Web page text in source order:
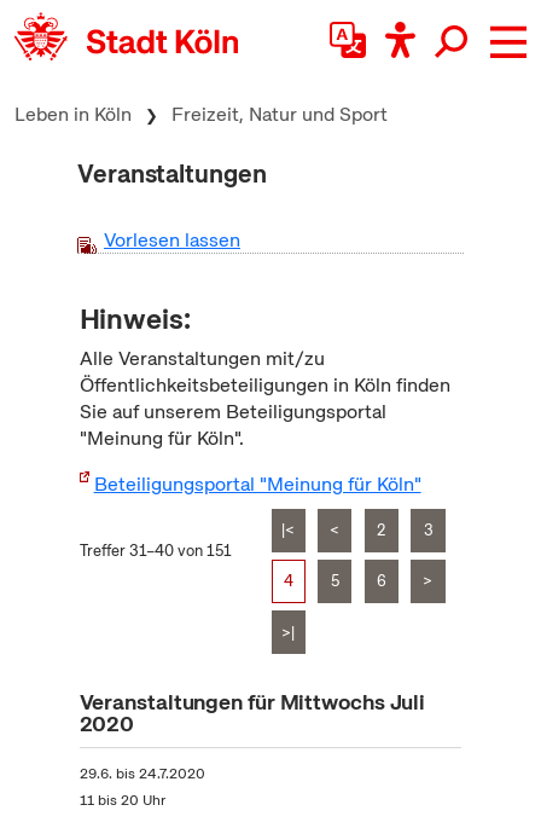
zum Inhalt springen
Leben in Köln Freizeit, Natur und Sport
Veranstaltungen
Vorlesen lassen
Hinweis:
Alle Veranstaltungen mit/zu
Öffentlichkeitsbeteiligungen in Köln finden
Sie auf unserem Beteiligungsportal
"Meinung für Köln".
Beteiligungsportal "Meinung für Köln"
Treffer 31–40 von 151
|< < 2 3
4 5 6 >
>|
Veranstaltungen für Mittwochs Juli
2020
29.6. bis24.7.2020
11 bis 20 Uhr